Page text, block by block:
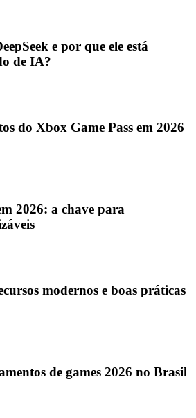
e por que ele está
de IA?
do Xbox Game Pass em 2026
2026: a chave para
modernos e boas práticas
de games 2026 no Brasil